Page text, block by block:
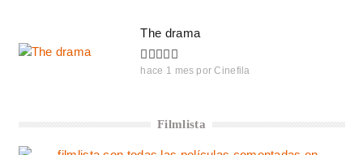
The drama
hace 1 mes por Cinefila
Filmlista